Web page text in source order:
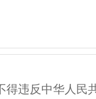
得违反中华人民